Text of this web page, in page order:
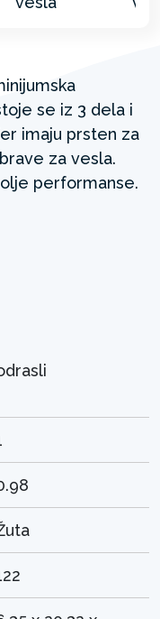
se iz 3 dela i
imaju prsten za
za vesla.
performanse.